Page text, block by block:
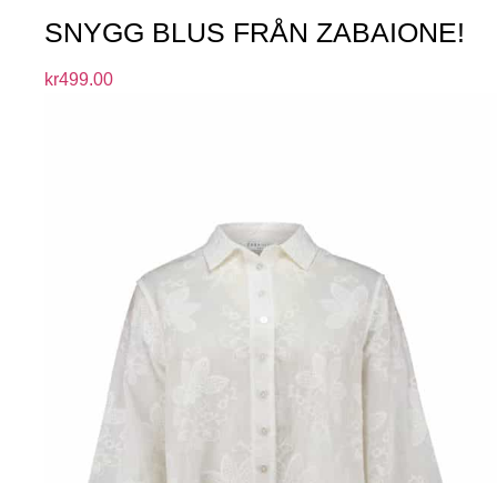
SNYGG BLUS FRÅN ZABAIONE!
kr499.00